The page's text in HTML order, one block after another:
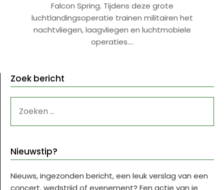
Falcon Spring. Tijdens deze grote
luchtlandingsoperatie trainen militairen het
nachtvliegen, laagvliegen en luchtmobiele
operaties….
Zoek bericht
NAAR:
Nieuwstip?
Nieuws, ingezonden bericht, een leuk verslag van een
concert, wedstrijd of evenement? Een actie van je